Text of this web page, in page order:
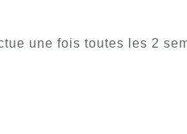
une fois toutes les 2